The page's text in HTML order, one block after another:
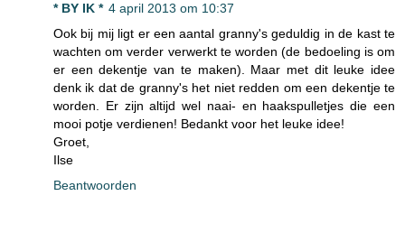
* BY IK * 4 april 2013 om 10:37
Ook bij mij ligt er een aantal granny's geduldig in de kast te
wachten om verder verwerkt te worden (de bedoeling is om
er een dekentje van te maken). Maar met dit leuke idee
denk ik dat de granny's het niet redden om een dekentje te
worden. Er zijn altijd wel naai- en haakspulletjes die een
mooi potje verdienen! Bedankt voor het leuke idee!
Groet,
Ilse
Beantwoorden